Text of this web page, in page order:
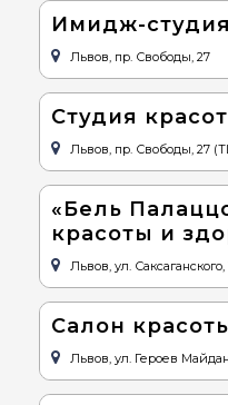
Имидж-
Львов, пр. Свободы, 27
Студия
Львов, пр. Свободы, 27
«Бель
красоты и
Львов, ул. Саксаганского,
Салон
Львов, ул. Героев